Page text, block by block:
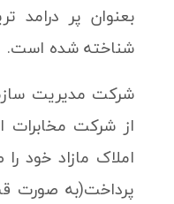
بعنوان پر
شناخته شده است.
شرکت مدیریت
از شرکت مخابرات
املاک مازاد خود
پرداخت(به صورت